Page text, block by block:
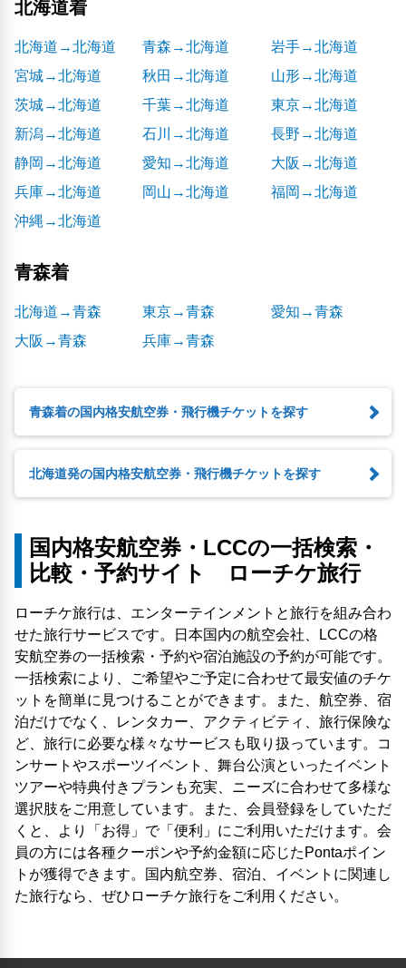
北海道着
北海道→北海道 青森→北海道
岩手→北海道
宮城→北海道
秋田→北海道
山形→北海道
茨城→北海道
千葉→北海道
東京→北海道
新潟→北海道
石川→北海道
長野→北海道
静岡→北海道
愛知→北海道
大阪→北海道
兵庫→北海道
岡山→北海道
福岡→北海道
沖縄→北海道
青森着
北海道→青森 東京→青森
愛知→青森
大阪→青森
兵庫→青森
青森着の国内格安航空券・飛行機チケットを探す
北海道発の国内格安航空券・飛行機チケットを探す
国内格安航空券・LCCの一括検索・
比較・予約サイト ローチケ旅行
ローチケ旅行は、エンターテインメントと旅行を組み合わ
せた旅行サービスです。日本国内の航空会社、LCCの格
安航空券の一括検索・予約や宿泊施設の予約が可能です。
一括検索により、ご希望やご予定に合わせて最安値のチケ
ットを簡単に見つけることができます。また、航空券、宿
泊だけでなく、レンタカー、アクティビティ、旅行保険な
ど、旅行に必要な様々なサービスも取り扱っています。コ
ンサートやスポーツイベント、舞台公演といったイベント
ツアーや特典付きプランも充実、ニーズに合わせて多様な
選択肢をご用意しています。また、会員登録をしていただ
くと、より「お得」で「便利」にご利用いただけます。会
員の方には各種クーポンや予約金額に応じたPontaポイン
トが獲得できます。国内航空券、宿泊、イベントに関連し
た旅行なら、ぜひローチケ旅行をご利用ください。